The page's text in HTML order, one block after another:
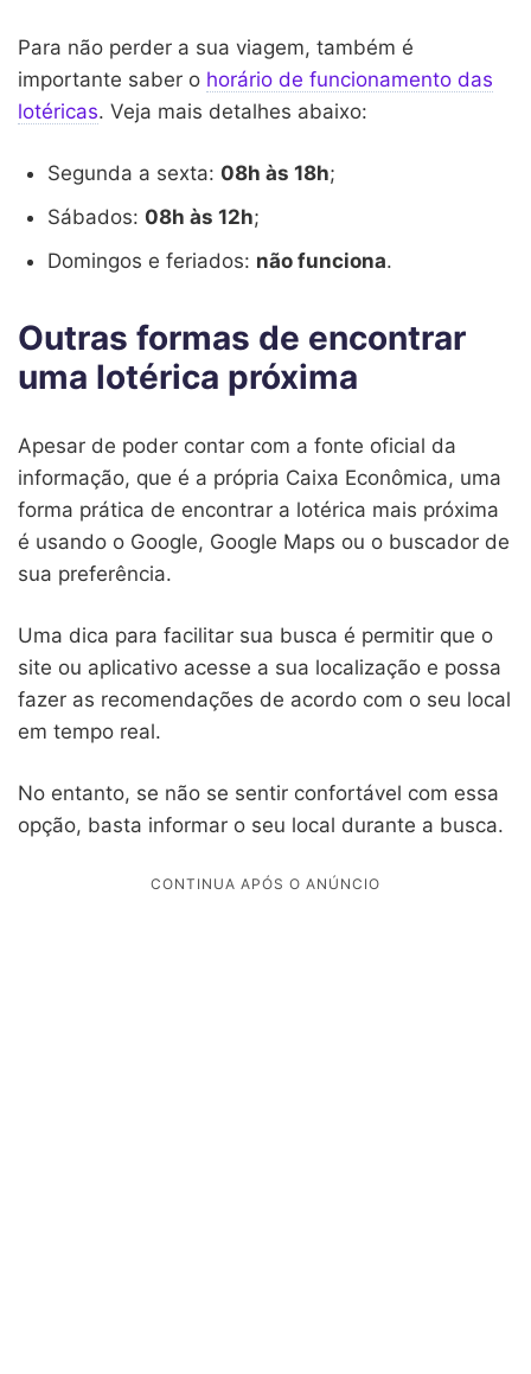
Para não perder a sua viagem, também é
importante saber o horário de funcionamento das
lotéricas. Veja mais detalhes abaixo:
Segunda a sexta: 08h às 18h;
Sábados: 08h às 12h;
Domingos e feriados: não funciona.
Outras formas de encontrar
uma lotérica próxima
Apesar de poder contar com a fonte oficial da
informação, que é a própria Caixa Econômica, uma
forma prática de encontrar a lotérica mais próxima
é usando o Google, Google Maps ou o buscador de
sua preferência.
Uma dica para facilitar sua busca é permitir que o
site ou aplicativo acesse a sua localização e possa
fazer as recomendações de acordo com o seu local
em tempo real.
No entanto, se não se sentir confortável com essa
opção, basta informar o seu local durante a busca.